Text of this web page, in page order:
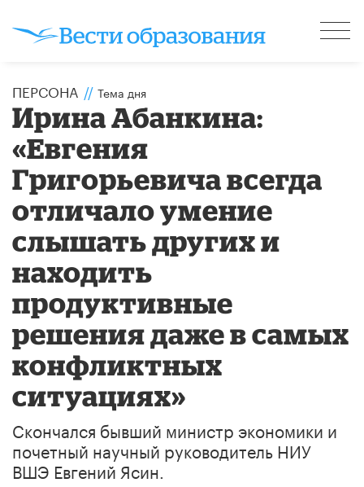
ПЕРСОНА // Тема дня
Ирина Абанкина:
«Евгения
Григорьевича всегда
отличало умение
слышать других и
находить
продуктивные
решения даже в самых
конфликтных
ситуациях»
Скончался бывший министр экономики и
почетный научный руководитель НИУ
ВШЭ Евгений Ясин.